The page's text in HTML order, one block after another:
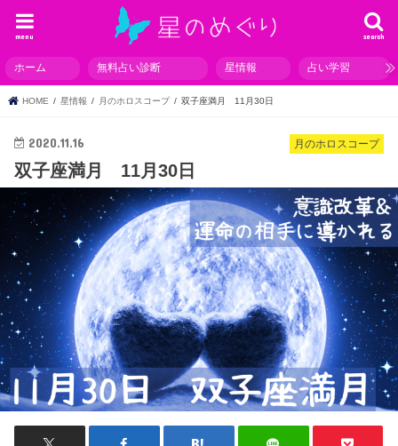
search
menu
ホーム 無料占い診断 星情報 占い学習
HOME 星情報 月のホロスコープ 双子座満月 11月30日
月のホロスコープ
2020.11.16
双子座満月 11月30日